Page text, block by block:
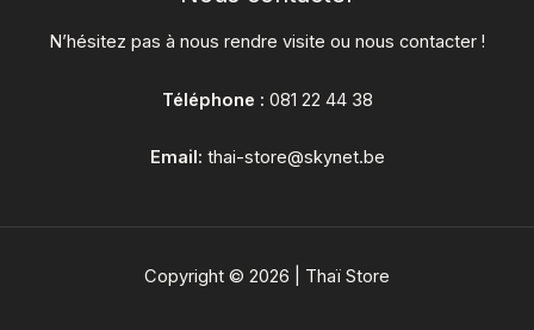
N’hésitez pas à nous rendre visite ou nous contacter !
Téléphone : 081 22 44 38
Email: thai-store@skynet.be
Copyright © 2026 | Thaï Store